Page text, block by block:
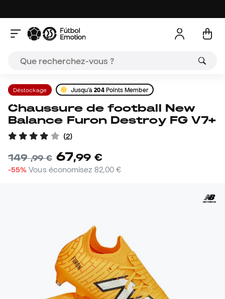
Déstockage Jusqu'à204Points Member
Chaussure de football New
Balance Furon Destroy FG V7+
(2)
149,99 € 67,99 €
-55% Vous économisez 82,00 €